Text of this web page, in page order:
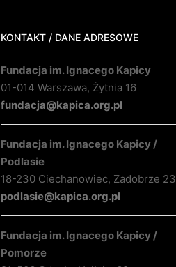
KONTAKT / DANE ADRESOWE
Fundacja im. Ignacego Kapicy
01-014 Warszawa, Żytnia 16
fundacja@kapica.org.pl
Fundacja im. Ignacego Kapicy /
Podlasie
18-230 Ciechanowiec, Zadobrze 23
podlasie@kapica.org.pl
Fundacja im. Ignacego Kapicy /
Pomorze